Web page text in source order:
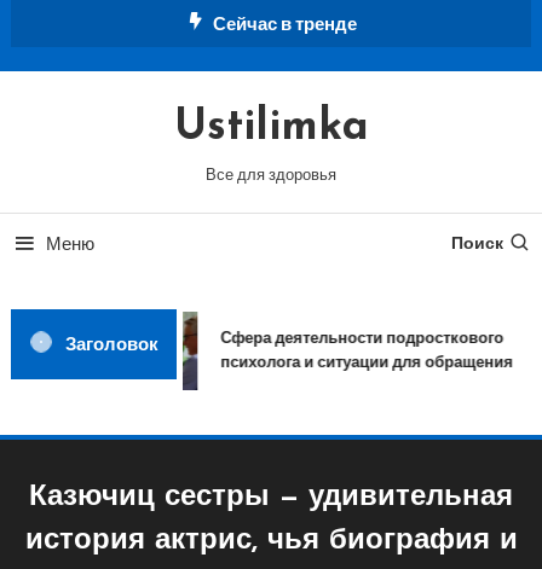
Сейчас в тренде
Ustilimka
Все для здоровья
Меню Поиск
Заголовок
Сфера деятельности подросткового
психолога и ситуации для обращения
Казючиц сестры — удивительная
история актрис, чья биография и